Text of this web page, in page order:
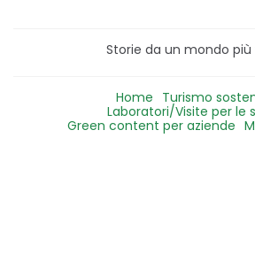
Storie da un mondo più
Home Turismo
Laboratori/Visite per le
Green content per aziende